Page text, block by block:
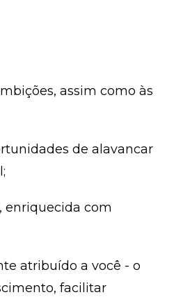
assim como às
de alavancar
enriquecida com
atribuído a você - o
facilitar